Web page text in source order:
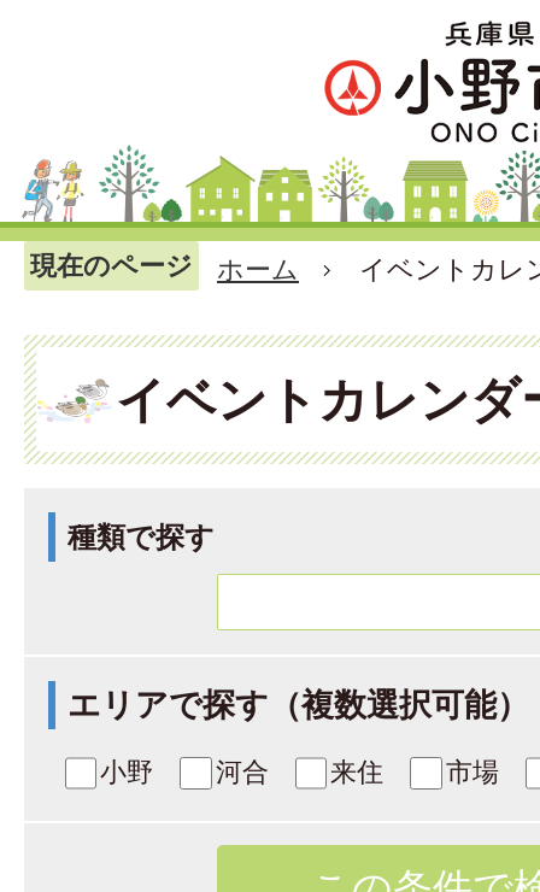
現在のページ ホーム イベントカレ
イベントカレンダ
種類で探す
エリアで探す（複数選択可能）
小野 河合 来住 市場